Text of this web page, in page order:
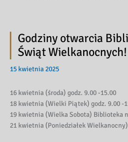
Godziny otwarcia
Świąt Wielkanocnych!
15 kwietnia 2025
16 kwietnia (środa) godz. 9.00 -15.00
18 kwietnia (Wielki Piątek) godz. 9.00 -
19 kwietnia (Wielka Sobota) Biblioteka
21 kwietnia (Poniedziałek